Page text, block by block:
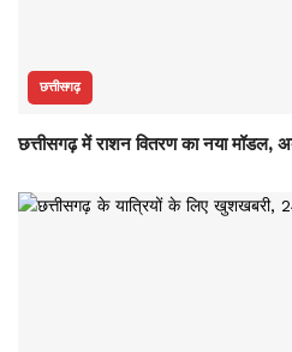
छत्तीसगढ़
छत्तीसगढ़ में राशन वितरण का नया